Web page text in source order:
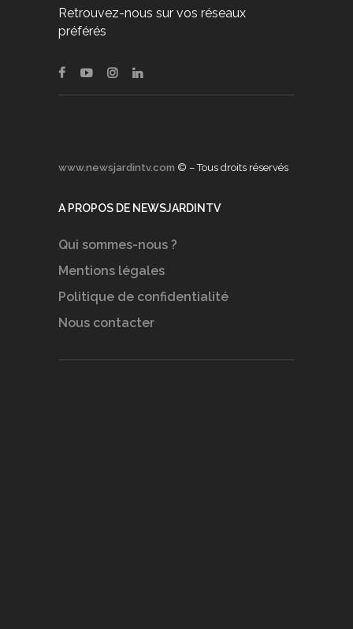
Retrouvez-nous sur vos réseaux
préférés
www.newsjardintv.com © – Tous droits réservés
A PROPOS DE NEWSJARDINTV
Qui sommes-nous ?
Mentions légales
Politique de confidentialité
Nous contacter